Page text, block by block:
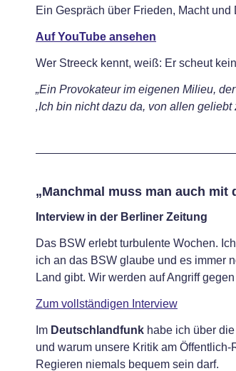
Ein Gespräch über Frieden, Macht
Auf YouTube ansehen
Wer Streeck kennt, weiß: Er scheut
„Ein Provokateur im eigenen Milieu,
‚Ich bin nicht dazu da, von allen geliebt
„Manchmal muss man auch mit
Interview in der Berliner Zeitung
Das BSW erlebt turbulente Wochen.
ich an das BSW glaube und es immer
Land gibt. Wir werden auf Angriff
Zum vollständigen Interview
Im Deutschlandfunk habe ich über
und warum unsere Kritik am
Regieren niemals bequem sein darf.